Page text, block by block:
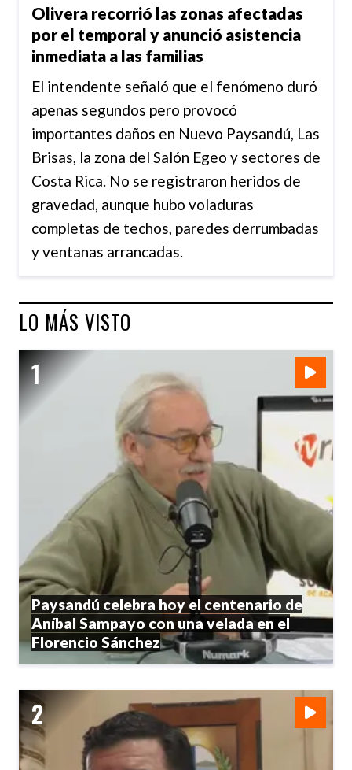
Olivera recorrió las zonas afectadas
por el temporal y anunció asistencia
inmediata a las familias
El intendente señaló que el fenómeno duró
apenas segundos pero provocó
importantes daños en Nuevo Paysandú, Las
Brisas, la zona del Salón Egeo y sectores de
Costa Rica. No se registraron heridos de
gravedad, aunque hubo voladuras
completas de techos, paredes derrumbadas
y ventanas arrancadas.
LO MÁS VISTO
Paysandú celebra hoy el centenario de
Aníbal Sampayo con una velada en el
Florencio Sánchez